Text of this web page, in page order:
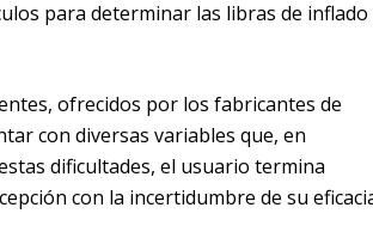
para determinar las libras de inflado
ofrecidos por los fabricantes de
con diversas variables que, en
dificultades, el usuario termina
con la incertidumbre de su